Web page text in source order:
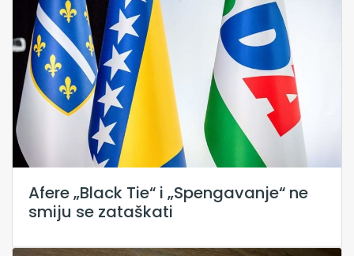
Afere „Black Tie“ i „Spengavanje“ ne
smiju se zataškati